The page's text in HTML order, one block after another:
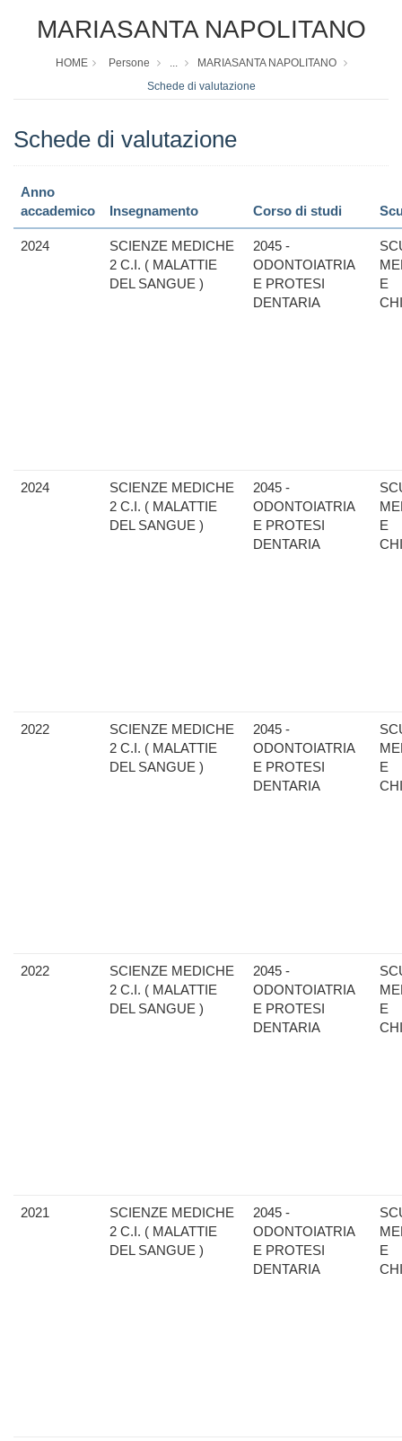
MARIASANTA NAPOLITANO
HOME Persone ...
MARIASANTA NAPOLITANO
Schede di valutazione
Schede di valutazione
Anno
accademico
Insegnamento Corso di studi
2024
SCIENZE MEDICHE
2 C.I. ( MALATTIE
DEL SANGUE )
2045 -
ODONTOIATRIA
E PROTESI
DENTARIA
E
2024
SCIENZE MEDICHE
2 C.I. ( MALATTIE
DEL SANGUE )
2045 -
ODONTOIATRIA
E PROTESI
DENTARIA
E
2022
SCIENZE MEDICHE
2 C.I. ( MALATTIE
DEL SANGUE )
2045 -
ODONTOIATRIA
E PROTESI
DENTARIA
E
2022
SCIENZE MEDICHE
2 C.I. ( MALATTIE
DEL SANGUE )
2045 -
ODONTOIATRIA
E PROTESI
DENTARIA
E
2021
SCIENZE MEDICHE
2 C.I. ( MALATTIE
DEL SANGUE )
2045 -
ODONTOIATRIA
E PROTESI
DENTARIA
E